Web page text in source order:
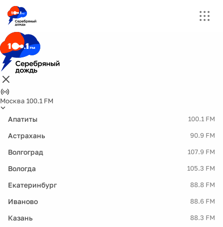
Москва 100.1 FM
Апатиты 100.1 FM
Астрахань 90.9 FM
Волгоград 107.9 FM
Вологда 105.3 FM
Екатеринбург 88.8 FM
Иваново 88.6 FM
Казань 88.3 FM